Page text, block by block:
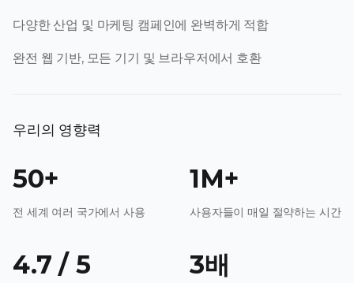
다양한 산업 및 마케팅 캠페인에 완벽하게 적합
완전 웹 기반, 모든 기기 및 브라우저에서 호환
우리의 영향력
50+
전 세계 여러 국가에서 사용
1M+
사용자들이 매일 절약하는 시간
4.7 / 5 3배